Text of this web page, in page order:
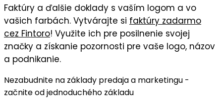
Faktúry a ďalšie doklady s vaším logom a vo
vašich farbách. Vytvárajte si faktúry zadarmo
cez Fintoro! Využite ich pre posilnenie svojej
značky a získanie pozornosti pre vaše logo, názov
a podnikanie.
Nezabudnite na základy predaja a marketingu -
začnite od jednoduchého základu